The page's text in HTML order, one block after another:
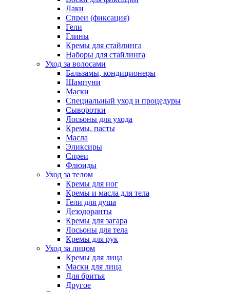
Лаки
Спреи (фиксация)
Гели
Глины
Кремы для стайлинга
Наборы для стайлинга
Уход за волосами
Бальзамы, кондиционеры
Шампуни
Маски
Специальный уход и процедуры
Сыворотки
Лосьоны для ухода
Кремы, пасты
Масла
Эликсиры
Спреи
Флюиды
Уход за телом
Кремы для ног
Кремы и масла для тела
Гели для душа
Дезодоранты
Кремы для загара
Лосьоны для тела
Кремы для рук
Уход за лицом
Кремы для лица
Маски для лица
Для бритья
Другое